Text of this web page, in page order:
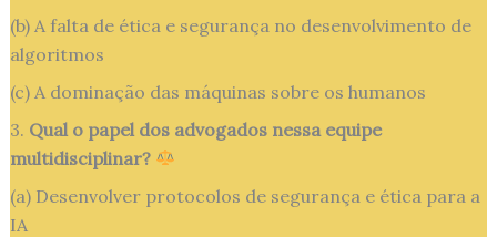
(b) A falta de ética e segurança no desenvolvimento de
algoritmos
(c) A dominação das máquinas sobre os humanos
3. Qual o papel dos advogados nessa equipe
multidisciplinar?
(a) Desenvolver protocolos de segurança e ética para a
IA